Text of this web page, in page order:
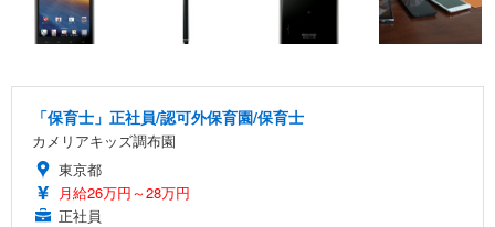
「保育士」正社員/認可外保育園/保育士
カメリアキッズ調布園
東京都
月給26万円～28万円
正社員